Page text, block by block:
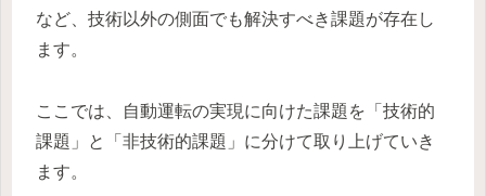
など、技術以外の側面でも解決すべき課題が存在し
ます。
ここでは、自動運転の実現に向けた課題を「技術的
課題」と「非技術的課題」に分けて取り上げていき
ます。